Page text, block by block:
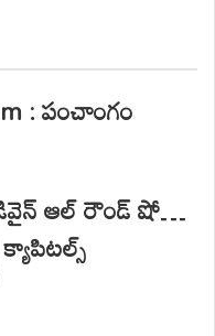
: పంచాంగం
ఆల్ రౌండ్ షో…